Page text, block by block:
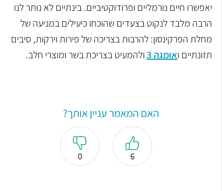
יאפשרו חיים נורמליים ופרודוקטיביים. בינתיים לא נותר לנו
הרבה מלבד לנקוט בצעדים שהוכחו כיעילים במניעה של
מחלת הפרקינסון: להרבות בצריכה של פירות וירקות, סיבים
תזונתיים ואומגה 3 ולהמעיט בצריכת בשר ומוצרי חלב.
האם המאמר עניין אותך?
6
0